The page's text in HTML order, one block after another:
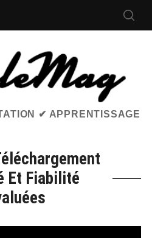
✔ APPRENTISSAGE
Et Fiabilité